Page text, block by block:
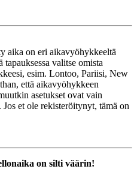
aika on eri aikavyöhykkeeltä
tapauksessa valitse omista
esim. Lontoo, Pariisi, New
että aikavyöhykkeen
asetukset ovat vain
et ole rekisteröitynyt, tämä on
on silti väärin!